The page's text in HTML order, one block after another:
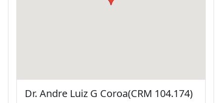
Dr. Andre Luiz G Coroa(CRM 104.174)